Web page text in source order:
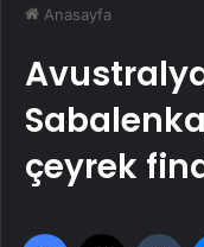
Anasayfa
çeyrek
Facebook